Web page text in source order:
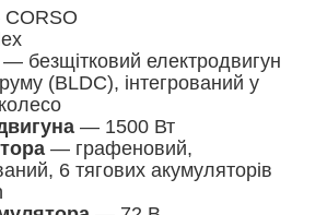
— безщітковий електродвигун
(BLDC), інтегрований у
— 1500 Вт
— графеновий,
6 тягових акумуляторів